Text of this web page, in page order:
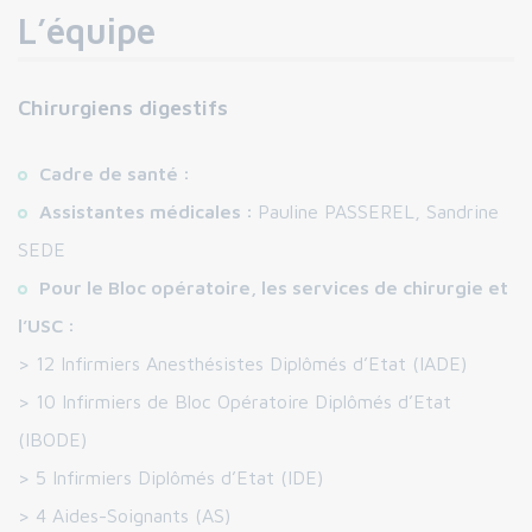
L’équipe
Chirurgiens digestifs
Cadre de santé :
Assistantes médicales : Pauline PASSEREL, Sandrine
SEDE
Pour le Bloc opératoire, les services de chirurgie et
l’USC :
> 12 Infirmiers Anesthésistes Diplômés d’Etat (IADE)
> 10 Infirmiers de Bloc Opératoire Diplômés d’Etat
(IBODE)
> 5 Infirmiers Diplômés d’Etat (IDE)
> 4 Aides-Soignants (AS)